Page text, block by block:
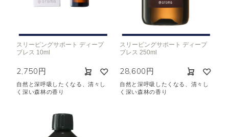
リラックス
眠り
ビューティ マインドフルネス
種類で絞り込む ※一つお選びください
ラベンダー
スリーピングサポート ディープ
ブレス 10ml
2,750円
自然と深呼吸したくなる、清々し
く深い森林の香り
スリーピングサポート ディープ
ブレス 250ml
28,600円
自然と深呼吸したくなる、清々し
く深い森林の香り